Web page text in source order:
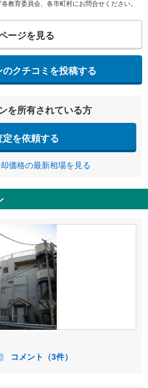
教育委員会、各市町村にお問合せください。
ージを見る
クチコミを投稿する
を所有されている方
を依頼する
価格の最新相場を見る
コメント（3件）